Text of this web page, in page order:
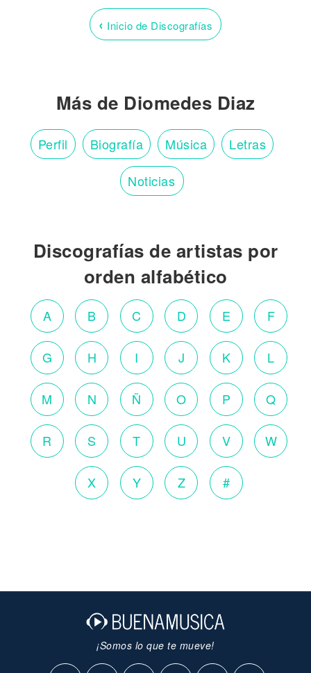
‹ Inicio de Discografías
Más de Diomedes Diaz
Perfil Biografía Música Letras
Noticias
Discografías de artistas por
orden alfabético
A B C D E F
G H I J K L
M N Ñ O P Q
R S T U V W
X Y Z #
¡Somos lo que te mueve!